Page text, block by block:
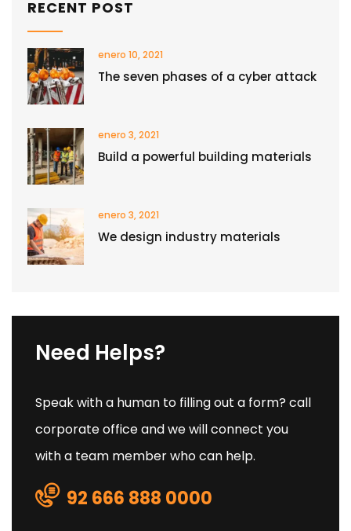
RECENT POST
enero 10, 2021
The seven phases of a cyber attack
enero 3, 2021
Build a powerful building materials
enero 3, 2021
We design industry materials
Need Helps?
Speak with a human to filling out a form? call
corporate office and we will connect you
with a team member who can help.
92 666 888 0000